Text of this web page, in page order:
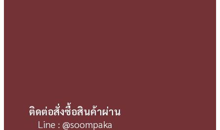
ติดต่อสั่งซื้อสินค้าผ่าน
Line : @soompaka